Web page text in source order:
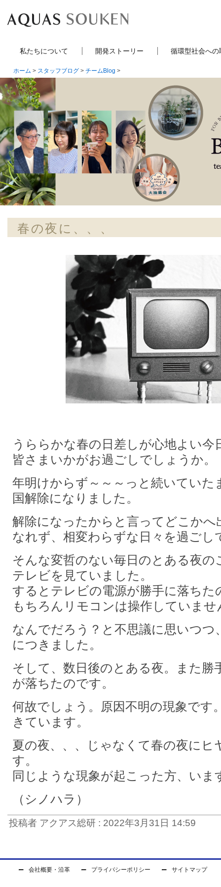
私たちについて 開発ストーリー 循環型社会への
ホーム > スタッフブログ > チームBlog >
春の夜に、、、
うららかな春の日差しが心地よい今
皆さまいかがお過ごしでしょうか。
年明けからず～～～っと続いていた
国解除になりました。
解除になったからと言ってどこかへ
なれず、相変わらずな日々を過ごし
そんな変哲のない毎日のとある夜の
テレビを見ていました。
するとテレビの電源が勝手に落ちた
もちろんリモコンは操作していませ
なんでだろう？と不思議に思いつつ
につきました。
そして、数日後のとある夜。また勝
が落ちたのです。
何故でしょう。原因不明の現象です
きています。
夏の夜、、、じゃなくて春の夜にヒ
す。
同じような現象が起こった方、いま
（シノハラ）
投稿者 アクアス総研 : 2022年3月31日 14:59
会社概要・沿革 プライバシーポリシー サイトマップ